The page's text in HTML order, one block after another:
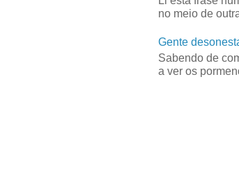
no meio de
Gente
Sabendo de
a ver os